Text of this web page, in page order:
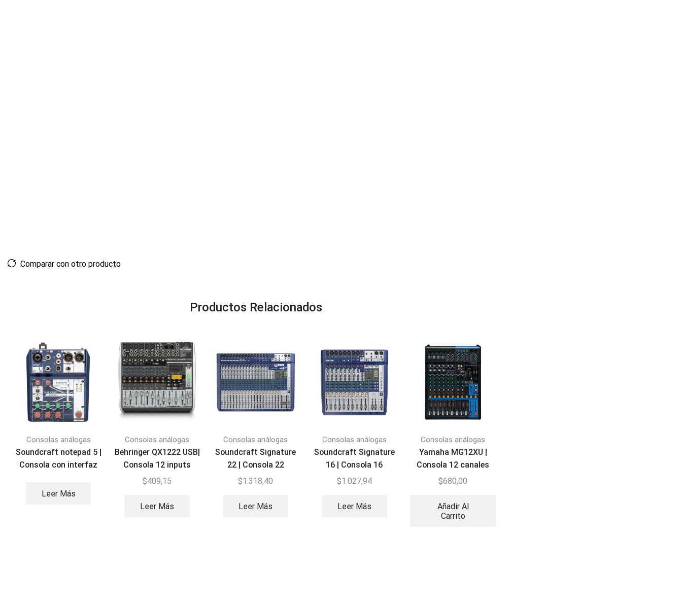
Comparar con otro producto
Productos Relacionados
Consolas análogas
Soundcraft notepad 5 |
Consola con interfaz
Leer Más
Consolas análogas
Behringer QX1222 USB|
Consola 12 inputs
$409,15
Leer Más
Consolas análogas
Soundcraft Signature
22 | Consola 22
canales
$1.318,40
Leer Más
Consolas análogas
Soundcraft Signature
16 | Consola 16
canales
$1.027,94
Leer Más
Consolas análogas
Yamaha MG12XU |
Consola 12 canales
$680,00
Añadir Al
Carrito